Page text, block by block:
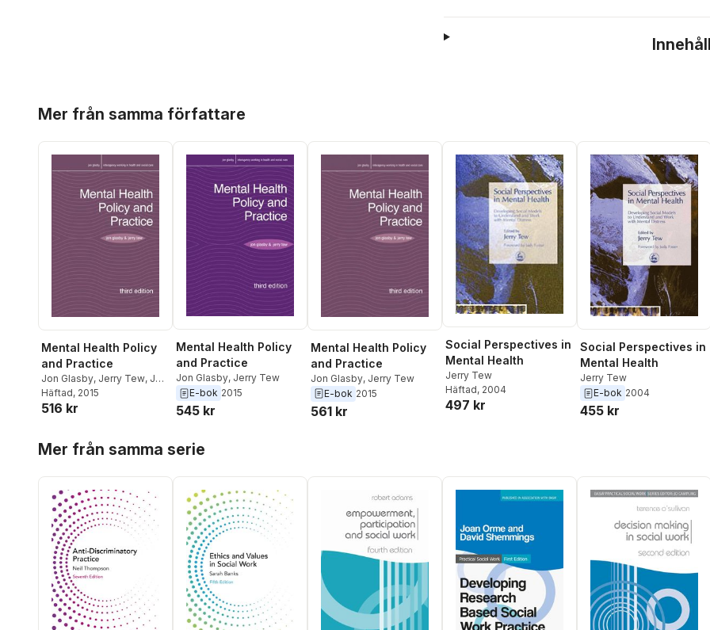
Mer från samma författare
Mental Health Policy
and Practice
Jon Glasby, Jerry Tew, Jon
Glasby
Häftad, 2015
516 kr
Mental Health Policy
and Practice
Jon Glasby, Jerry Tew
E-bok 2015
545 kr
Mental Health Policy
and Practice
Jon Glasby, Jerry Tew
E-bok 2015
561 kr
Social Perspectives in
Mental Health
Jerry Tew
Häftad, 2004
497 kr
Social Perspectives in
Mental Health
Jerry Tew
E-bok 2004
455 kr
Mer från samma serie